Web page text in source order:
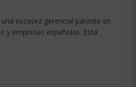
escasez gerencial patente en
y empresas españolas. Esta